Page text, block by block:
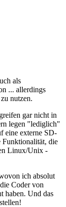
als
... allerdings
nutzen.
gar nicht in
legen "lediglich"
eine externe SD-
Funktionalität, die
Linux/Unix -
ich absolut
Coder von
haben. Und das